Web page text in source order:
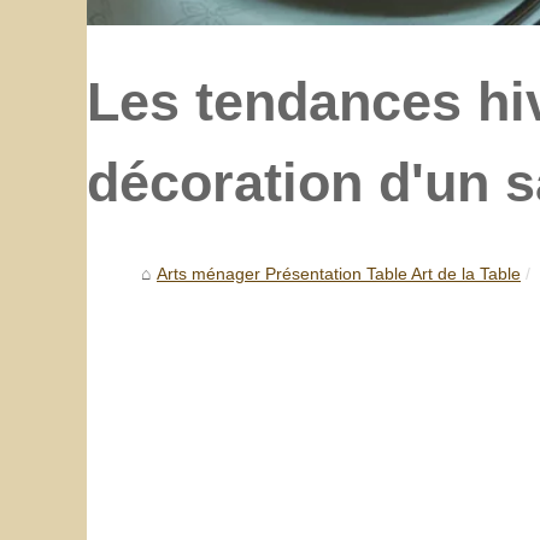
Les tendances
décoration d'un
Arts ménager Présentation Table Art de la Table